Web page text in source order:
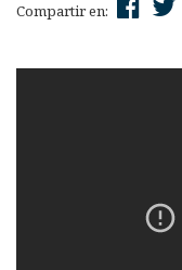
Compartir en: